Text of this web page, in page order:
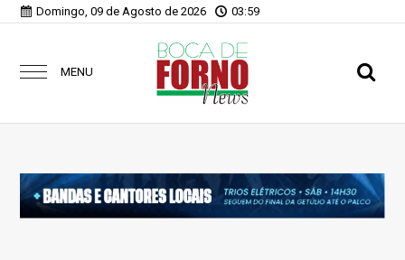
Domingo, 09 de Agosto de 2026 03:59
MENU